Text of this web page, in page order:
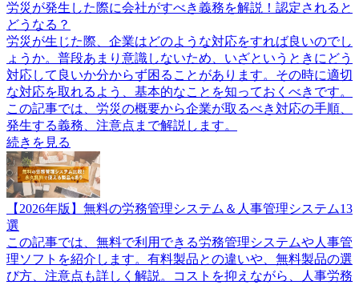
労災が発生した際に会社がすべき義務を解説！認定されると
どうなる？
労災が生じた際、企業はどのような対応をすれば良いのでし
ょうか。普段あまり意識しないため、いざというときにどう
対応して良いか分からず困ることがあります。その時に適切
な対応を取れるよう、基本的なことを知っておくべきです。
この記事では、労災の概要から企業が取るべき対応の手順、
発生する義務、注意点まで解説します。
続きを見る
【2026年版】無料の労務管理システム＆人事管理システム13
選
この記事では、無料で利用できる労務管理システムや人事管
理ソフトを紹介します。有料製品との違いや、無料製品の選
び方、注意点も詳しく解説。コストを抑えながら、人事労務